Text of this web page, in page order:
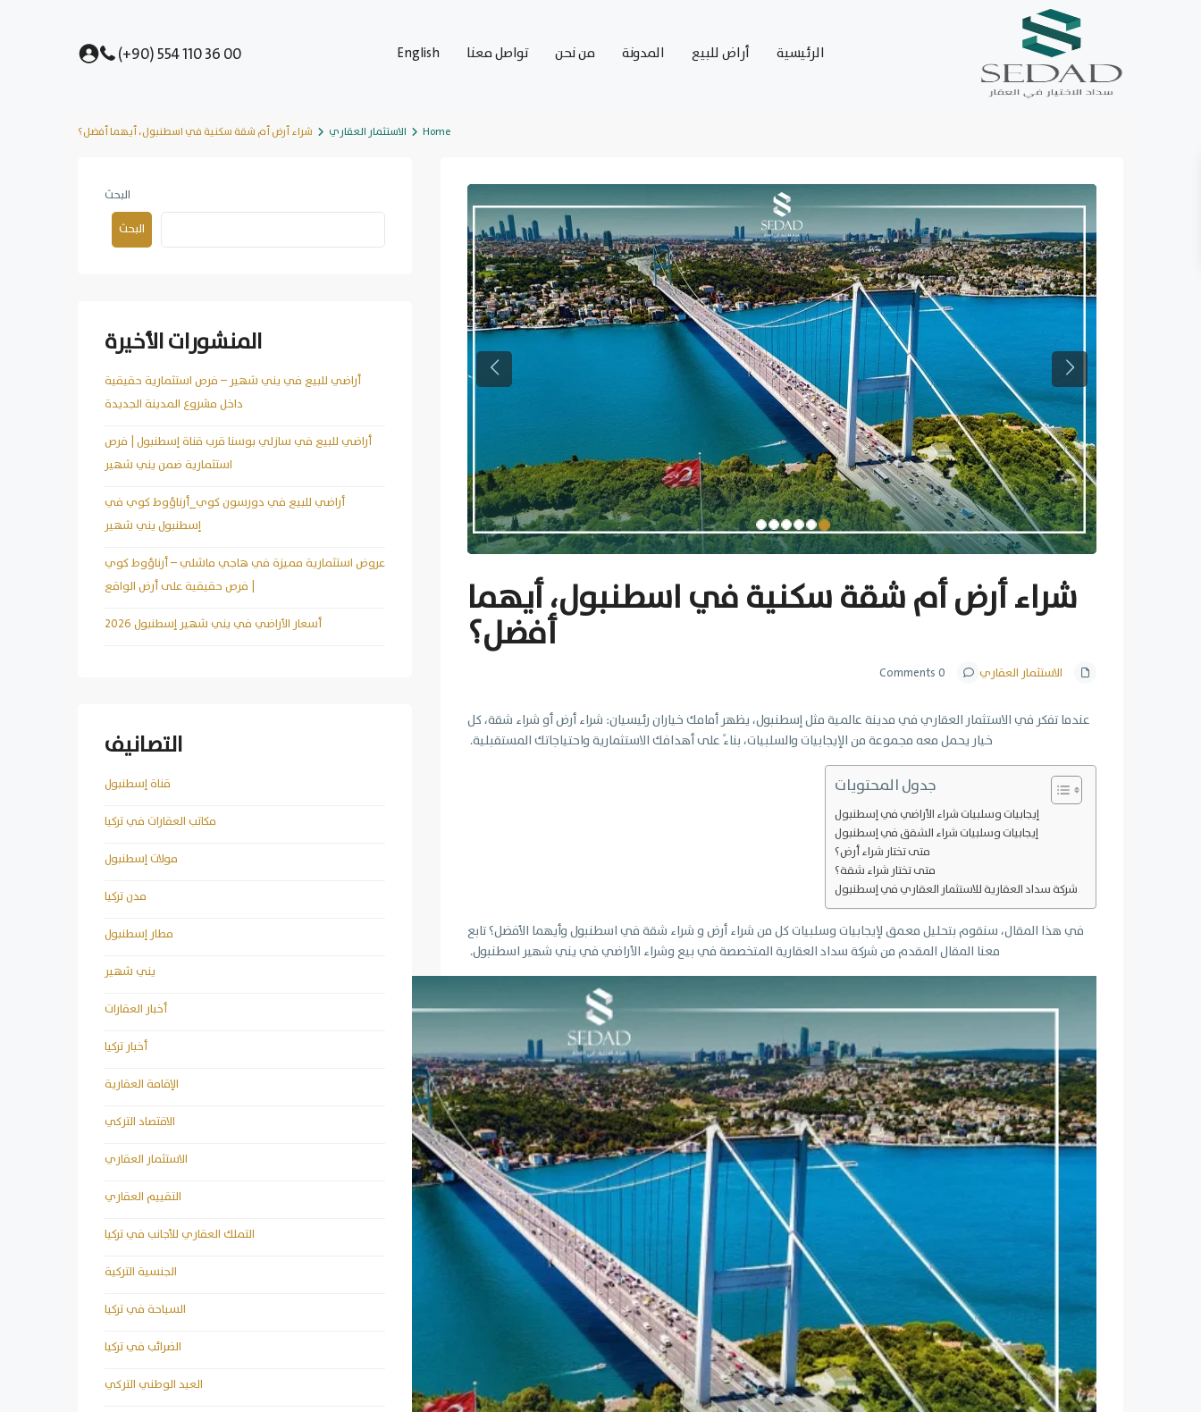
الرئيسية أراض للبيع المدونة من نحن تواصل معنا English
(+90) 554 110 36 00
Home الاستثمار العقاري شراء أرض أم شقة سكنية في اسطنبول، أيهما أفضل؟
Previous Next
شراء أرض أم شقة سكنية في اسطنبول، أيهما
أفضل؟
الاستثمار العقاري
عندما تفكر في الاستثمار العقاري في مدينة عالمية مثل إسطنبول، يظهر أمامك خياران رئيسيان: شراء أرض أو شراء شقة، كل
خيار يحمل معه مجموعة من الإيجابيات والسلبيات، بناءً على أهدافك الاستثمارية واحتياجاتك المستقبلية.
جدول المحتويات
إيجابيات وسلبيات شراء الأراضي في إسطنبول
إيجابيات وسلبيات شراء الشقق في إسطنبول
متى تختار شراء أرض؟
متى تختار شراء شقة؟
شركة سداد العقارية للاستثمار العقاري في إسطنبول
في هذا المقال، سنقوم بتحليل معمق لإيجابيات وسلبيات كل من شراء أرض و شراء شقة في اسطنبول وأيهما الأفضل؟ تابع
معنا المقال المقدم من شركة سداد العقارية المتخصصة في بيع وشراء الأراضي في يني شهير اسطنبول.
البحث
البحث
المنشورات الأخيرة
أراضي للبيع في يني شهير – فرص استثمارية حقيقية
داخل مشروع المدينة الجديدة
أراضي للبيع في سازلي بوسنا قرب قناة إسطنبول | فرص
استثمارية ضمن يني شهير
أراضي للبيع في دورسون كوي_أرناؤوط كوي في
إسطنبول يني شهير
عروض استثمارية مميزة في هاجي ماشلي – أرناؤوط كوي
| فرص حقيقية على أرض الواقع
أسعار الأراضي في يني شهير إسطنبول 2026
التصانيف
قناة إسطنبول
مكاتب العقارات في تركيا
مولات إسطنبول
مدن تركيا
مطار إسطنبول
يني شهير
أخبار العقارات
أخبار تركيا
الإقامة العقارية
الاقتصاد التركي
الاستثمار العقاري
التقييم العقاري
التملك العقاري للأجانب في تركيا
الجنسية التركية
السياحة في تركيا
الضرائب في تركيا
العيد الوطني التركي